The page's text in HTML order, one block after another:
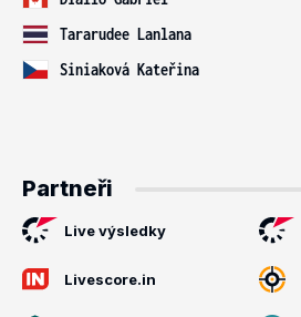
Tararudee Lanlana
Siniaková Kateřina
Partneři
Live výsledky
Livescore.in